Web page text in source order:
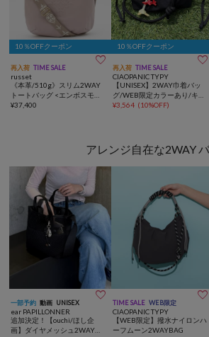
10％OFFクーポン
再入荷 TIME SALE 
russet
《本革/510g》スリム2WAY
トートバッグ <エンボスモノ
グラム>
¥37,400
10％OFFクーポン
再入荷 TIME SALE 
CIAOPANIC TYPY
【UNISEX】2WAY巾着バッ
グ/WEB限定カラーあり/キー
ホルダー付き
¥3,564 (10%OFF)
アレンジ自在な2WAY
一部予約 動画 UNISEX 
ear PAPILLONNER
追加決定！【ouchi/ほし企
画】ダイヤメッシュ2WAYト
TIME SALE WEB限定 
CIAOPANIC TYPY
【WEB限定】撥水ナイロンハ
ーフムーン2WAYBAG